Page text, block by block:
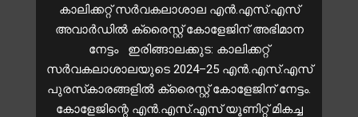
കാലിക്കറ്റ് സർവകലാശാല എൻ.എസ്.എസ്
അവാർഡിൽ ക്രൈസ്റ്റ് കോളേജിന് അഭിമാന
നേട്ടം ഇരിങ്ങാലക്കുട: കാലിക്കറ്റ്
സർവകലാശാലയുടെ 2024–25 എൻ.എസ്.എസ്
പുരസ്‌കാരങ്ങളിൽ ക്രൈസ്റ്റ് കോളേജിന് നേട്ടം.
കോളേജിന്റെ എൻ.എസ്.എസ് യൂണിറ്റ് മികച്ച